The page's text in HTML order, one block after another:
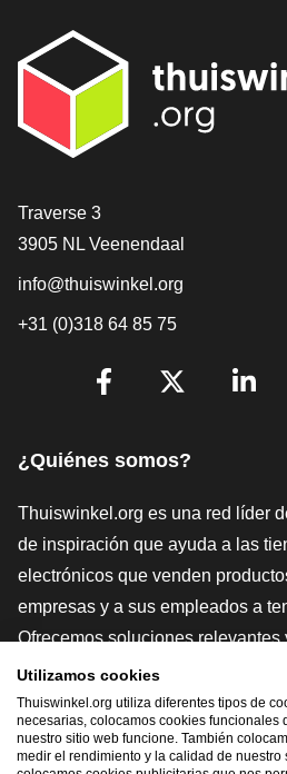
[_General:Contact]
Traverse 3
3905 NL Veenendaal
info@thuiswinkel.org
+31 (0)318 64 85 75
[_General:SocialMediaTitle]
¿Quiénes somos?
Thuiswinkel.org es una red líder
de inspiración que ayuda a las
electrónicos que venden
empresas y a sus empleados a
Ofrecemos soluciones relevantes
sellos de confianza, Thuiswinkel
asesoramiento jurídico, defensa,
tenemos nuestra propia
Thuiswinkel e-Academy.
Utilizamos cookies
Thuiswinkel.org utiliza diferentes tipos de
necesarias, colocamos cookies funcionales
nuestro sitio web funcione. También
medir el rendimiento y la calidad de nuestro